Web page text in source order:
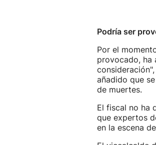
Podría ser
Por el
provocado, ha
añadido que
de muertes.
El fiscal no ha
que expertos
en la escena